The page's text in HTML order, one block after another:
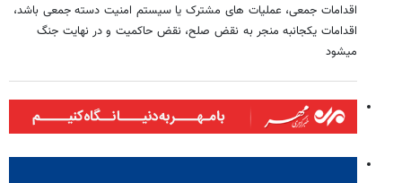
اقدامات جمعی، عملیات های مشترک یا سیستم امنیت دسته جمعی باشد،
اقدامات یکجانبه منجر به نقض صلح، نقض حاکمیت و در نهایت جنگ
میشود